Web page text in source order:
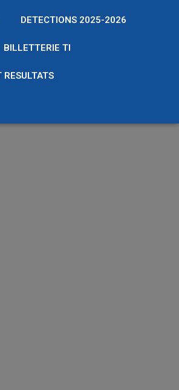
DETECTIONS 2025-2026
BILLETTERIE TI